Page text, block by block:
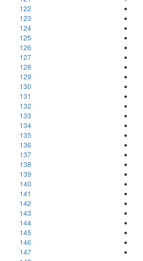
122
123
124
125
126
127
128
129
130
131
132
133
134
135
136
137
138
139
140
141
142
143
144
145
146
147